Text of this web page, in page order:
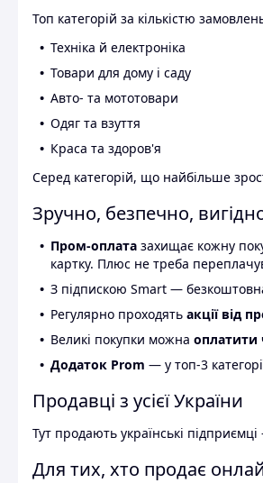
Топ категорій за кількістю
Техніка й електроніка
Товари для дому і саду
Авто- та мототовари
Одяг та взуття
Краса та здоров'я
Серед категорій, що найбільше
Зручно, безпечно,
Пром-оплата захищає кожну
картку. Плюс не треба
З підпискою Smart —
Регулярно проходять акції від
Великі покупки можна оплатити
Додаток Prom — у топ-3
Продавці з усієї України
Тут продають українські
Для тих, хто продає